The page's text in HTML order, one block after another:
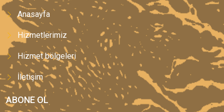
Anasayfa
Hizmetlerimiz
Hizmet bölgeleri
İletişim
ABONE OL